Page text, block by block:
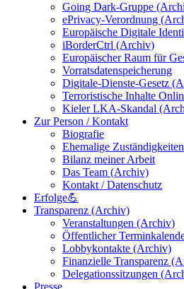
Going Dark-Gruppe
ePrivacy-Verordnung
Europäische Digitale
iBorderCtrl (Archiv)
Europäischer Raum für
Vorratsdatenspeicherung
Digitale-Dienste-Gesetz
Terroristische Inhalte
Kieler LKA-Skandal
Zur Person / Kontakt
Biografie
Ehemalige Zuständigkeiten
Bilanz meiner Arbeit
Das Team (Archiv)
Kontakt / Datenschutz
Erfolge💪
Transparenz (Archiv)
Veranstaltungen (Archiv)
Öffentlicher
Lobbykontakte (Archiv)
Finanzielle Transparenz
Delegationssitzungen
Presse